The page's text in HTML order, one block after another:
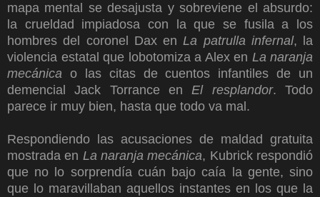
mapa mental se desajusta y sobreviene el absurdo:
la crueldad impiadosa con la que se fusila a los
hombres del coronel Dax enLa patrulla infernal, la
violencia estatal que lobotomiza a Alex en La naranja
mecánica olas citas de cuentos infantiles de un
demencial Jack Torrance enEl resplandor. Todo
parece ir muy bien, hasta que todo va mal.
Respondiendo las acusaciones de maldad gratuita
mostrada en La naranja mecánica, Kubrick respondió
que no lo sorprendía cuán bajo caía la gente, sino
que lo maravillaban aquellos instantes en los que la